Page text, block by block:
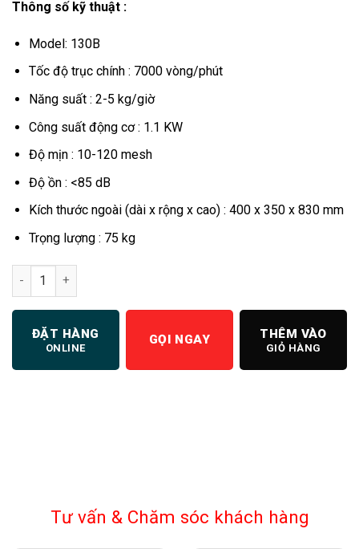
Thông số kỹ thuật :
Model: 130B
Tốc độ trục chính : 7000 vòng/phút
Năng suất : 2-5 kg/giờ
Công suất động cơ : 1.1 KW
Độ mịn : 10-120 mesh
Độ ồn : <85 dB
Kích thước ngoài (dài x rộng x cao) : 400 x 350 x 830 mm
Trọng lượng : 75 kg
Máy nghiền dược liệu số lượng
ĐẶT HÀNG
ONLINE
GỌI NGAY THÊM VÀO
GIỎ HÀNG
Tư vấn & Chăm sóc khách hàng